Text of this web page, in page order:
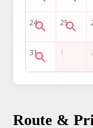
Route &